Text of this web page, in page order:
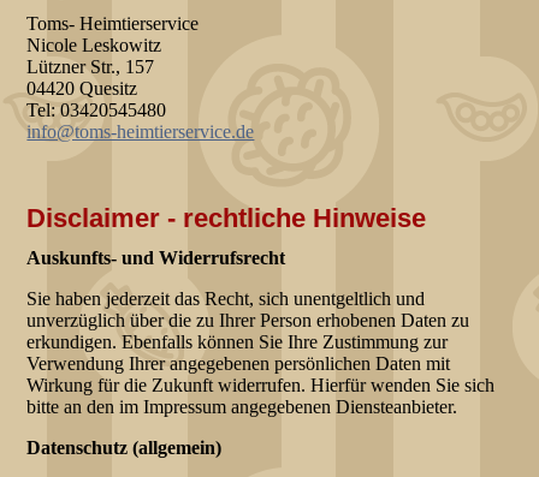
Toms- Heimtierservice
Nicole Leskowitz
Lützner Str., 157
04420 Quesitz
Tel: 03420545480
info@toms-heimtierservice.de
Disclaimer - rechtliche Hinweise
Auskunfts- und Widerrufsrecht
Sie haben jederzeit das Recht, sich unentgeltlich und
unverzüglich über die zu Ihrer Person erhobenen Daten zu
erkundigen. Ebenfalls können Sie Ihre Zustimmung zur
Verwendung Ihrer angegebenen persönlichen Daten mit
Wirkung für die Zukunft widerrufen. Hierfür wenden Sie sich
bitte an den im Impressum angegebenen Diensteanbieter.
Datenschutz (allgemein)